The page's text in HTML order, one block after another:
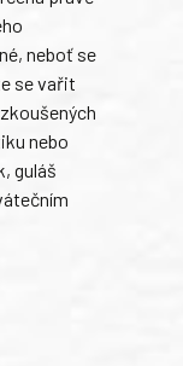
neboť se
se vařit
nebo
guláš